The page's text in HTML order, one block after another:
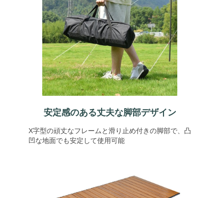
安定感のある丈夫な脚部デザイン
X字型の頑丈なフレームと滑り止め付きの脚部で、凸
凹な地面でも安定して使用可能